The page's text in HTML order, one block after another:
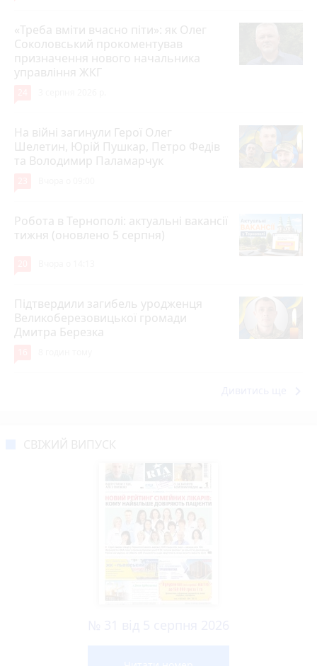
«Треба вміти вчасно піти»: як Олег
Соколовський прокоментував
призначення нового начальника
управління ЖКГ
На війні загинули Герої Олег
Шелетин, Юрій Пушкар, Петро Федів
та Володимир Паламарчук
Робота в Тернополі: актуальні вакансії
тижня (оновлено 5 серпня)
Підтвердили загибель уродженця
Великоберезовицької громади
Дмитра Березка